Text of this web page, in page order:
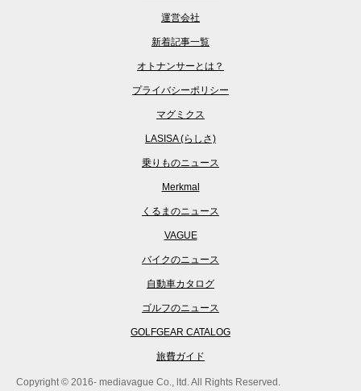
運営会社
新着記事一覧
オトナンサーとは？
プライバシーポリシー
マグミクス
LASISA (らしさ)
乗りものニュース
Merkmal
くるまのニュース
VAGUE
バイクのニュース
自動車カタログ
ゴルフのニュース
GOLFGEAR CATALOG
旅費ガイド
Copyright © 2016- mediavague Co., ltd. All Rights Reserved.